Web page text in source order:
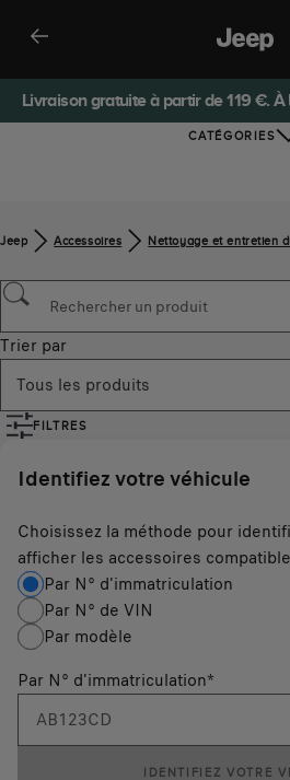
Livraison gratuite à partir de 119 €. À
CATÉGORIES
Jeep Accessoires Nettoyage et entretien
Trier par
Tous les produits
FILTRES
Identifiez votre véhicule
Choisissez la méthode pour
afficher les accessoires
Par N° d'immatriculation
Par modèle
Par N° de VIN
Par N° d'immatriculation*
IDENTIFIEZ VOTRE